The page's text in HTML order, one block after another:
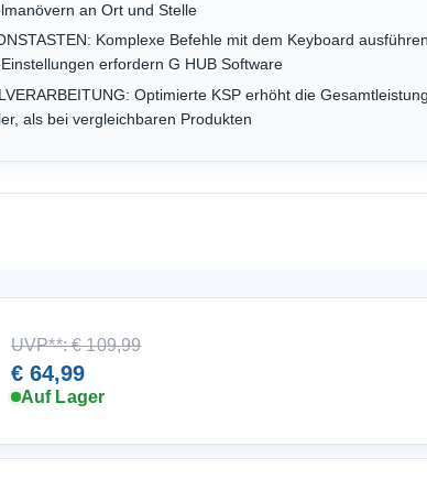
an Ort und Stelle
Komplexe Befehle mit dem Keyboard
erfordern G HUB Software
Optimierte KSP erhöht die
als bei vergleichbaren Produkten
UVP**: € 109,99
€ 64,99
Auf Lager